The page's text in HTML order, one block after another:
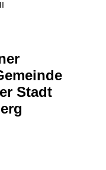
Stadt